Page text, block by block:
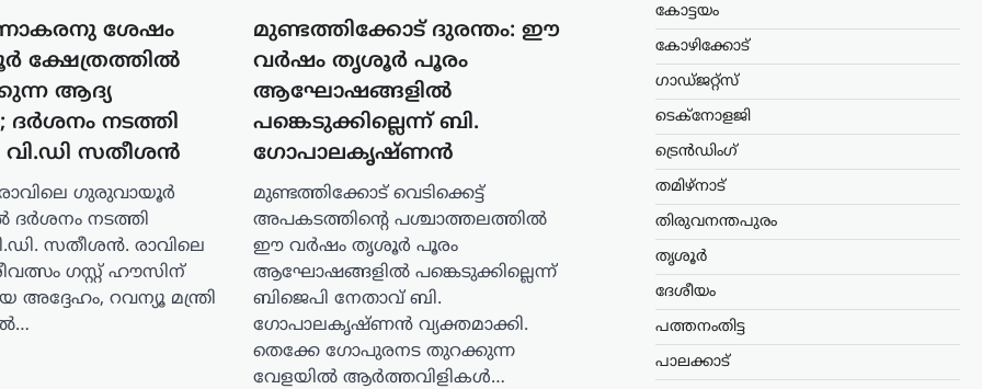
ശേഷം
ക്ഷേത്രത്തിൽ
ആദ്യ
ദർശനം നടത്തി
വി.ഡി സതീശൻ
ഗുരുവായൂർ
ദർശനം നടത്തി
സതീശൻ. രാവിലെ
ഗസ്റ്റ് ഹൗസിന്
അദ്ദേഹം, റവന്യൂ മന്ത്രി
മുണ്ടത്തിക്കോട് ദുരന്തം: ഈ
വർഷം തൃശൂർ പൂരം
ആഘോഷങ്ങളിൽ
പങ്കെടുക്കില്ലെന്ന് ബി.
ഗോപാലകൃഷ്ണൻ
മുണ്ടത്തിക്കോട് വെടിക്കെട്ട്
അപകടത്തിന്റെ പശ്ചാത്തലത്തിൽ
ഈ വർഷം തൃശൂർ പൂരം
ആഘോഷങ്ങളിൽ പങ്കെടുക്കില്ലെന്ന്
ബിജെപി നേതാവ് ബി.
ഗോപാലകൃഷ്ണൻ വ്യക്തമാക്കി.
തെക്കേ ഗോപുരനട തുറക്കുന്ന
വേളയിൽ ആർത്തവിളികൾ…
കോട്ടയം
കോഴിക്കോട്
ഗാഡ്ജറ്റ്സ്
ടെക്നോളജി
ട്രെൻഡിംഗ്
തമിഴ്നാട്
തിരുവനന്തപുരം
തൃശൂർ
ദേശീയം
പത്തനംതിട്ട
പാലക്കാട്